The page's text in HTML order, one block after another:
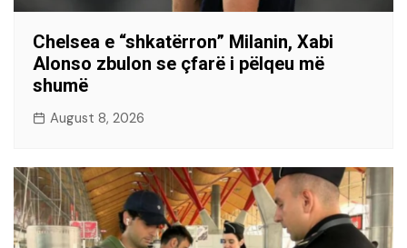
Chelsea e “shkatërron” Milanin, Xabi
Alonso zbulon se çfarë i pëlqeu më
shumë
August 8, 2026